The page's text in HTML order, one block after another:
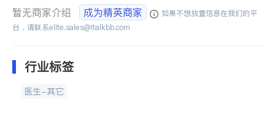
暂无商家介绍 成为精英商家
如果不想放置信息在我们的平
台，请联系elite.sales@italkbb.com
行业标签
医生-其它